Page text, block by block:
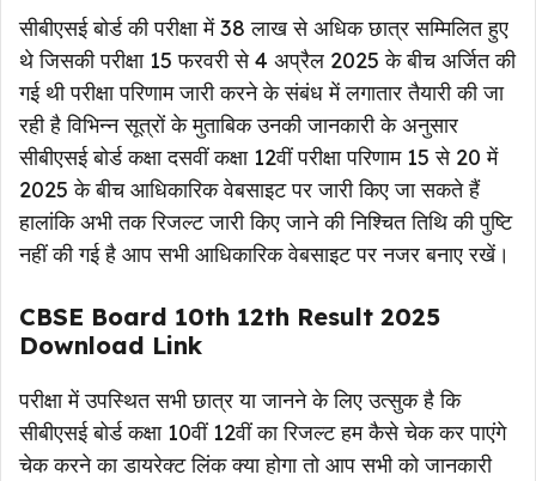
सीबीएसई बोर्ड की परीक्षा में 38 लाख से अधिक छात्र सम्मिलित हुए
थे जिसकी परीक्षा 15 फरवरी से 4 अप्रैल 2025 के बीच अर्जित की
गई थी परीक्षा परिणाम जारी करने के संबंध में लगातार तैयारी की जा
रही है विभिन्न सूत्रों के मुताबिक उनकी जानकारी के अनुसार
सीबीएसई बोर्ड कक्षा दसवीं कक्षा 12वीं परीक्षा परिणाम 15 से 20 में
2025 के बीच आधिकारिक वेबसाइट पर जारी किए जा सकते हैं
हालांकि अभी तक रिजल्ट जारी किए जाने की निश्चित तिथि की पुष्टि
नहीं की गई है आप सभी आधिकारिक वेबसाइट पर नजर बनाए रखें।
CBSE Board 10th 12th Result 2025
Download Link
परीक्षा में उपस्थित सभी छात्र या जानने के लिए उत्सुक है कि
सीबीएसई बोर्ड कक्षा 10वीं 12वीं का रिजल्ट हम कैसे चेक कर पाएंगे
चेक करने का डायरेक्ट लिंक क्या होगा तो आप सभी को जानकारी